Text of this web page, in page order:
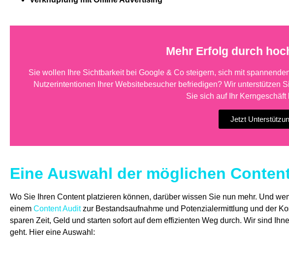
Mehr Erfolg durch
Sie wollen Ihre Sichtbarkeit bei Google & Co steigern, sich mit
Nutzerintentionen Ihrer Websitebesucher befriedigen? Wir unterstützen
Sie sich auf Ihr
Jetzt
Eine Auswahl der möglichen
Wo Sie Ihren Content platzieren können, darüber wissen Sie nun mehr. Und
einem Content Auditzur Bestandsaufnahme und Potenzialermittlung und der
sparen Zeit, Geld und starten sofort auf dem effizienten Weg durch. Wir sind
geht. Hier eine Auswahl: